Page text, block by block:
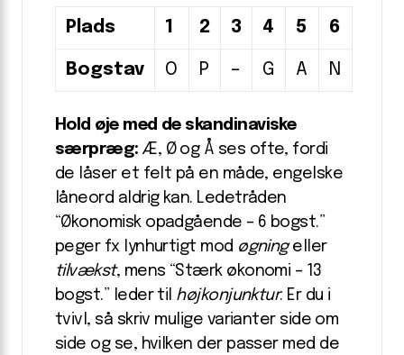
Plads 1 2 3 4 5 6
Bogstav O P – G A N
Hold øje med de skandinaviske
særpræg: Æ, Ø og Å ses ofte, fordi
de låser et felt på en måde, engelske
låneord aldrig kan. Ledetråden
“Økonomisk opadgående – 6 bogst.”
peger fx lynhurtigt mod øgningeller
tilvækst, mens “Stærk økonomi – 13
bogst.” leder til højkonjunktur. Er du i
tvivl, så skriv mulige varianter side om
side og se, hvilken der passer med de